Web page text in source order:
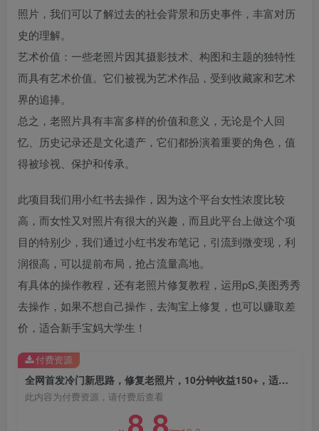
照片，我们可以了解过去的社会背景和历史事件，丰富对历
史的理解。
艺术价值：一些老照片因其摄影技术、构图和主题的独特性
而具有艺术价值。它们被视为艺术作品，受到收藏家和艺术
界的追捧。
总之，老照片具有丰富多样的价值和意义，无论是个人回
忆、历史记录还是文化遗产，它们都扮演着重要的角色，值
得被珍视、保护和传承。
此项目我们用小红书去操作，因为这个平台女性浓度比较
高，而女性又对照片有很大的兴趣，而且此平台上做这个项
目的特别少，我们通过小红书发布笔记，引流到微变现，利
润很高，可以提前布局，抢占流量高地。
有具体的操作教程，还有老照片修复教程，运用pS,美图秀秀
去操作，如果不想自己操作，去淘宝上修复，也可以赚取差
价，适合新手宝妈大学生！
全网首发冷门新思路，修复老照片，10分钟收益150+，适合新手操作的项目
此内容为付费资源，请付费后查看
付费资源